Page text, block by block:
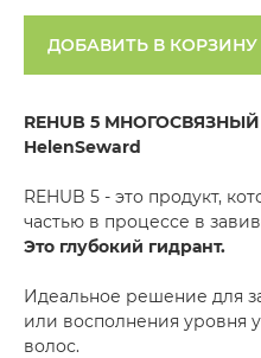
ДОБАВИТЬ В КОРЗИНУ
REHUB 5
HelenSeward
REHUB 5 - это продукт,
частью в процессе в
Это глубокий гидрант.
Идеальное решение для
или восполнения уровня
волос.